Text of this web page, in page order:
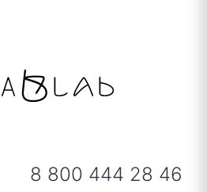
8 800 444 28 46